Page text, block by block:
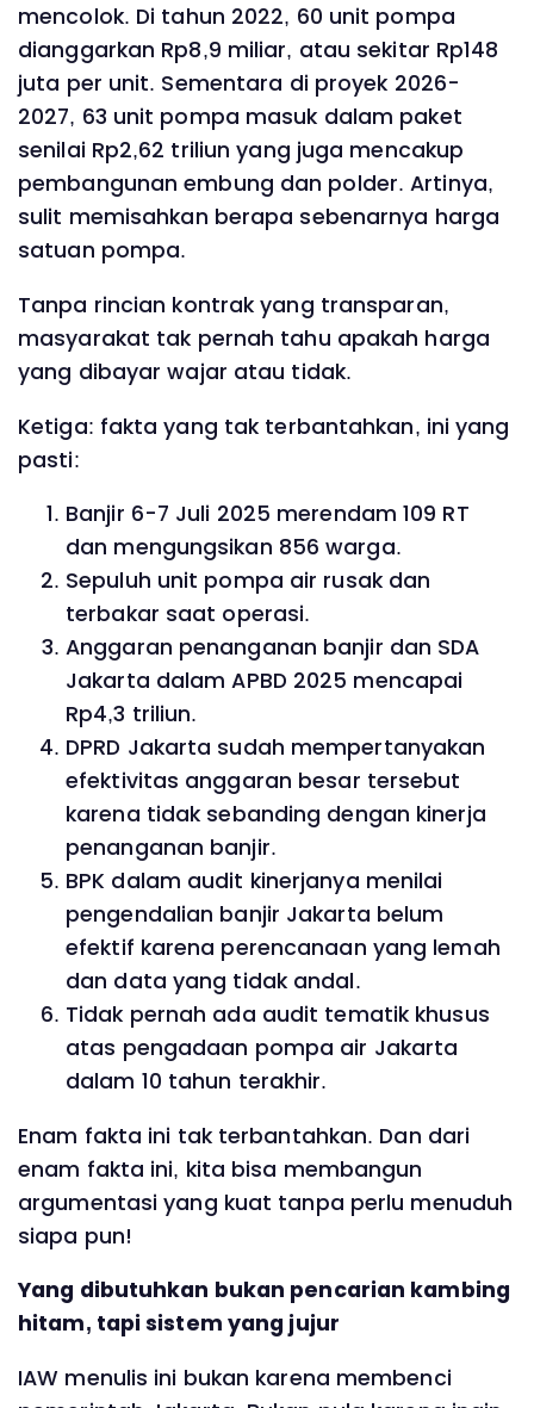
mencolok. Di tahun 2022, 60 unit pompa
dianggarkan Rp8,9 miliar, atau sekitar Rp148
juta per unit. Sementara di proyek 2026-
2027, 63 unit pompa masuk dalam paket
senilai Rp2,62 triliun yang juga mencakup
pembangunan embung dan polder. Artinya,
sulit memisahkan berapa sebenarnya harga
satuan pompa.
Tanpa rincian kontrak yang transparan,
masyarakat tak pernah tahu apakah harga
yang dibayar wajar atau tidak.
Ketiga: fakta yang tak terbantahkan, ini yang
pasti:
Banjir 6-7 Juli 2025 merendam 109 RT
dan mengungsikan 856 warga.
Sepuluh unit pompa air rusak dan
terbakar saat operasi.
Anggaran penanganan banjir dan SDA
Jakarta dalam APBD 2025 mencapai
Rp4,3 triliun.
DPRD Jakarta sudah mempertanyakan
efektivitas anggaran besar tersebut
karena tidak sebanding dengan kinerja
penanganan banjir.
BPK dalam audit kinerjanya menilai
pengendalian banjir Jakarta belum
efektif karena perencanaan yang lemah
dan data yang tidak andal.
Tidak pernah ada audit tematik khusus
atas pengadaan pompa air Jakarta
dalam 10 tahun terakhir.
Enam fakta ini tak terbantahkan. Dan dari
enam fakta ini, kita bisa membangun
argumentasi yang kuat tanpa perlu menuduh
siapa pun!
Yang dibutuhkan bukan pencarian kambing
hitam, tapi sistem yang jujur
IAW menulis ini bukan karena membenci